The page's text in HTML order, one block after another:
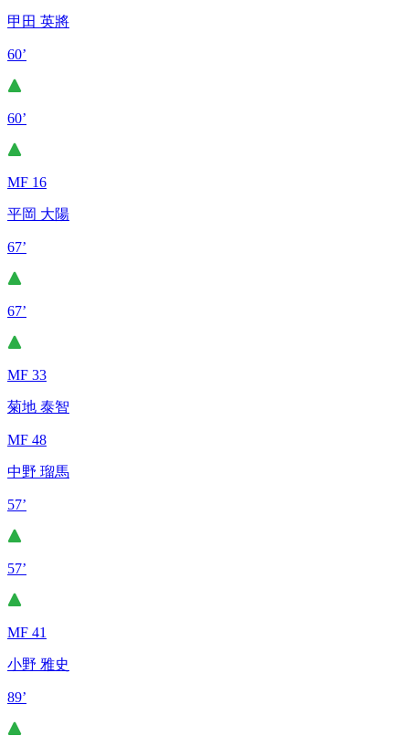
甲田 英將
60’
60’
MF 16
平岡 大陽
67’
67’
MF 33
菊地 泰智
MF 48
中野 瑠馬
57’
57’
MF 41
小野 雅史
89’